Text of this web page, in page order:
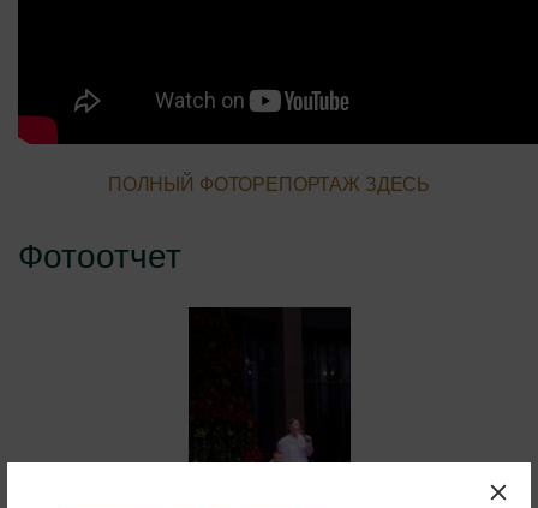
ПОЛНЫЙ ФОТОРЕПОРТАЖ ЗДЕСЬ
Фотоотчет